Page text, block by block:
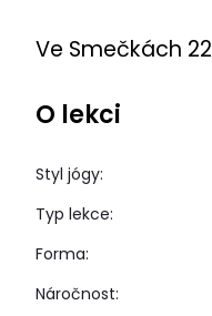
Ve Smečkách 22
O lekci
Styl jógy:
Typ lekce:
Forma:
Náročnost: